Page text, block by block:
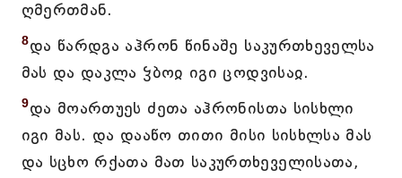
ღმერთმან.
8და წარდგა აჰრონ წინაშე საკურთხეველსა
მას და დაკლა ჴბოჲ იგი ცოდვისაჲ.
9და მოართუეს ძეთა აჰრონისთა სისხლი
იგი მას. და დააწო თითი მისი სისხლსა მას
და სცხო რქათა მათ საკურთხეველისათა,